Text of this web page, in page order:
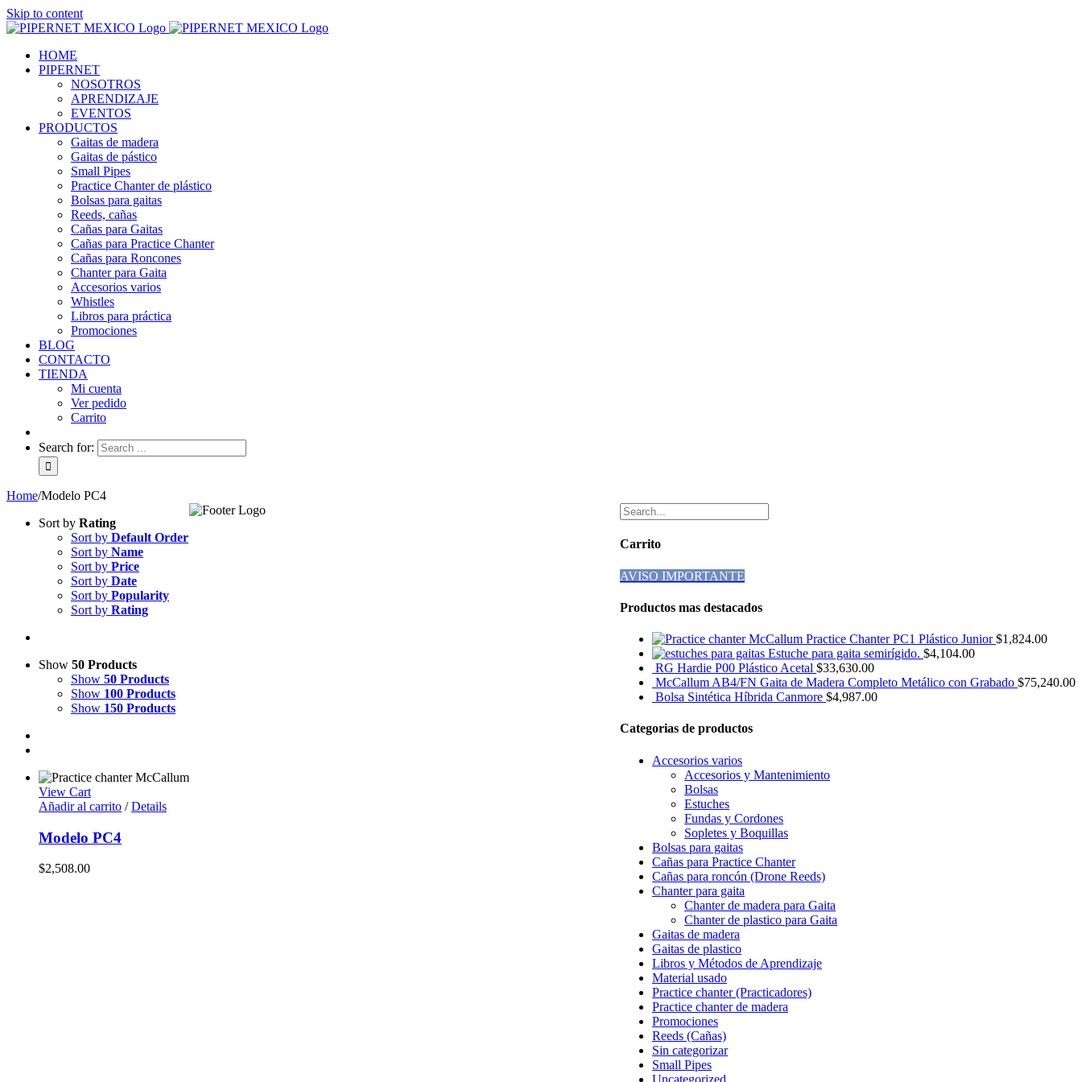
Skip to content
HOME
PIPERNET
NOSOTROS
APRENDIZAJE
EVENTOS
PRODUCTOS
Gaitas de madera
Gaitas de pástico
Small Pipes
Practice Chanter de plástico
Bolsas para gaitas
Reeds, cañas
Cañas para Gaitas
Cañas para Practice Chanter
Cañas para Roncones
Chanter para Gaita
Accesorios varios
Whistles
Libros para práctica
Promociones
BLOG
CONTACTO
TIENDA
Mi cuenta
Ver pedido
Carrito
Search for:
Home/Modelo PC4
Sort by Rating
Sort by Default Order
Sort by Name
Sort by Price
Sort by Date
Sort by Popularity
Sort by Rating
Show 50 Products
Show 50 Products
Show 100 Products
Show 150 Products
View Cart
Añadir al carrito / Details
Modelo PC4
$2,508.00
Carrito
AVISO IMPORTANTE
Productos mas destacados
Practice Chanter PC1 Plástico Junior $1,824.00
Estuche para gaita semirígido. $4,104.00
RG Hardie P00 Plástico Acetal $33,630.00
McCallum AB4/FN Gaita de Madera Completo Metálico con Grabado $75,240.00
Bolsa Sintética Híbrida Canmore $4,987.00
Categorias de productos
Accesorios varios
Accesorios y Mantenimiento
Bolsas
Estuches
Fundas y Cordones
Sopletes y Boquillas
Bolsas para gaitas
Cañas para Practice Chanter
Cañas para roncón (Drone Reeds)
Chanter para gaita
Chanter de madera para Gaita
Chanter de plastico para Gaita
Gaitas de madera
Gaitas de plastico
Libros y Métodos de Aprendizaje
Material usado
Practice chanter (Practicadores)
Practice chanter de madera
Promociones
Reeds (Cañas)
Sin categorizar
Small Pipes
Uncategorized